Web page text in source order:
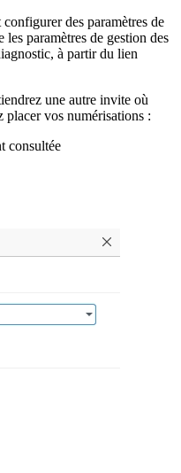
des paramètres de
paramètres de gestion des
à partir du lien
une autre invite où
placer vos numérisations :
consultée